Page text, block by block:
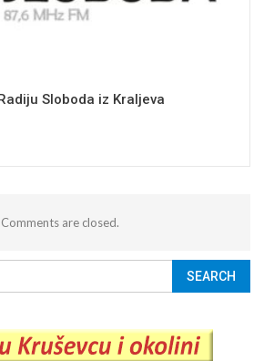
Sloboda iz Kraljeva
Comments are closed.